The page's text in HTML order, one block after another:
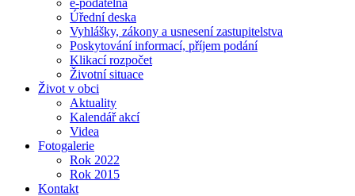
e-podatelna
Úřední deska
Vyhlášky, zákony a usnesení zastupitelstva
Poskytování informací, příjem podání
Klikací rozpočet
Životní situace
Život v obci
Aktuality
Kalendář akcí
Videa
Fotogalerie
Rok 2022
Rok 2015
Kontakt